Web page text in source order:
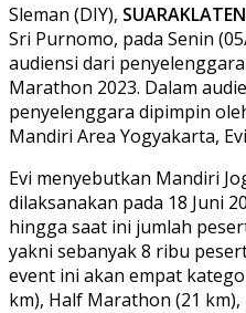
Sleman (DIY),
Sri Purnomo, pada Senin
audiensi dari
Marathon 2023. Dalam
penyelenggara dipimpin
Mandiri Area Yogyakarta,
Evi menyebutkan Mandiri
dilaksanakan pada 18 Juni
hingga saat ini jumlah
yakni sebanyak 8 ribu
event ini akan empat
km), Half Marathon (21